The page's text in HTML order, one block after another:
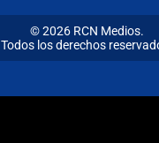
© 2026 RCN Medios.
Todos los derechos